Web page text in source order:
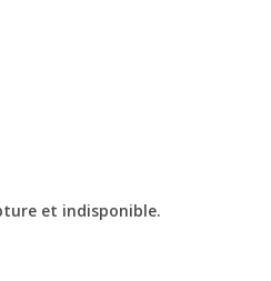
et indisponible.